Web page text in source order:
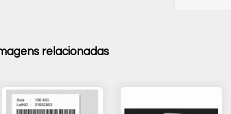
relacionadas